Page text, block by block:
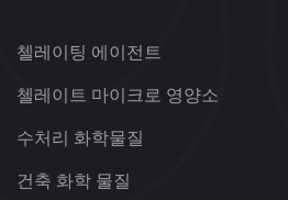
첼레이팅 에이전트
첼레이트 마이크로 영양소
수처리 화학물질
건축 화학 물질